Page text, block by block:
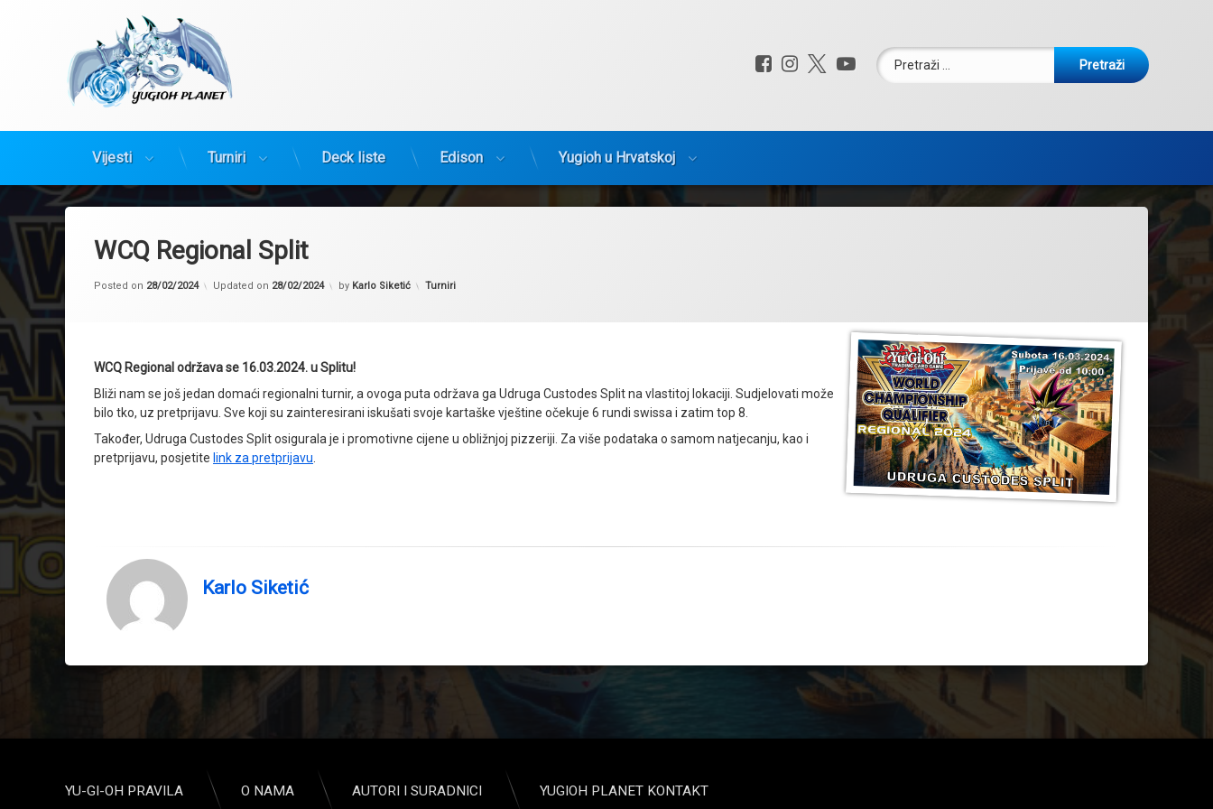
Preskoči
sadržaj
Facebook
Instagram
X.com
YouTube
Pretraži:
Vijesti Turniri Deck liste Edison Yugioh u Hrvatskoj
WCQ Regional Split
Posted on 28/02/2024 Updated on 28/02/2024 by Karlo Siketić Kategorije:
Turniri
WCQ Regional održava se 16.03.2024. u Splitu!
Bliži nam se još jedan domaći regionalni turnir, a ovoga puta održava ga Udruga Custodes Split na vlastitoj lokaciji. Sudjelovati može
bilo tko, uz pretprijavu. Sve koji su zainteresirani iskušati svoje kartaške vještine očekuje 6 rundi swissa i zatim top 8.
Također, Udruga Custodes Split osigurala je i promotivne cijene u obližnjoj pizzeriji. Za više podataka o samom natjecanju, kao i
pretprijavu, posjetite link za pretprijavu
Karlo Siketić
YU-GI-OH PRAVILA O NAMA AUTORI I SURADNICI YUGIOH PLANET KONTAKT